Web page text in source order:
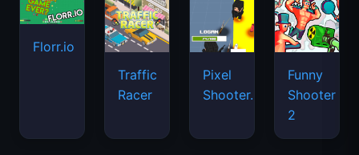
Florr.io
Traffic
Racer
Pixel
Shooter.IO
Funny
Shooter
2